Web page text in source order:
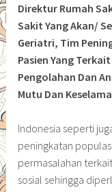
Direktur Rumah
Sakit Yang Akan/
Geriatri, Tim
Pasien Yang
Pengolahan Dan
Mutu Dan
Indonesia seperti
peningkatan
permasalahan
sosial sehingga